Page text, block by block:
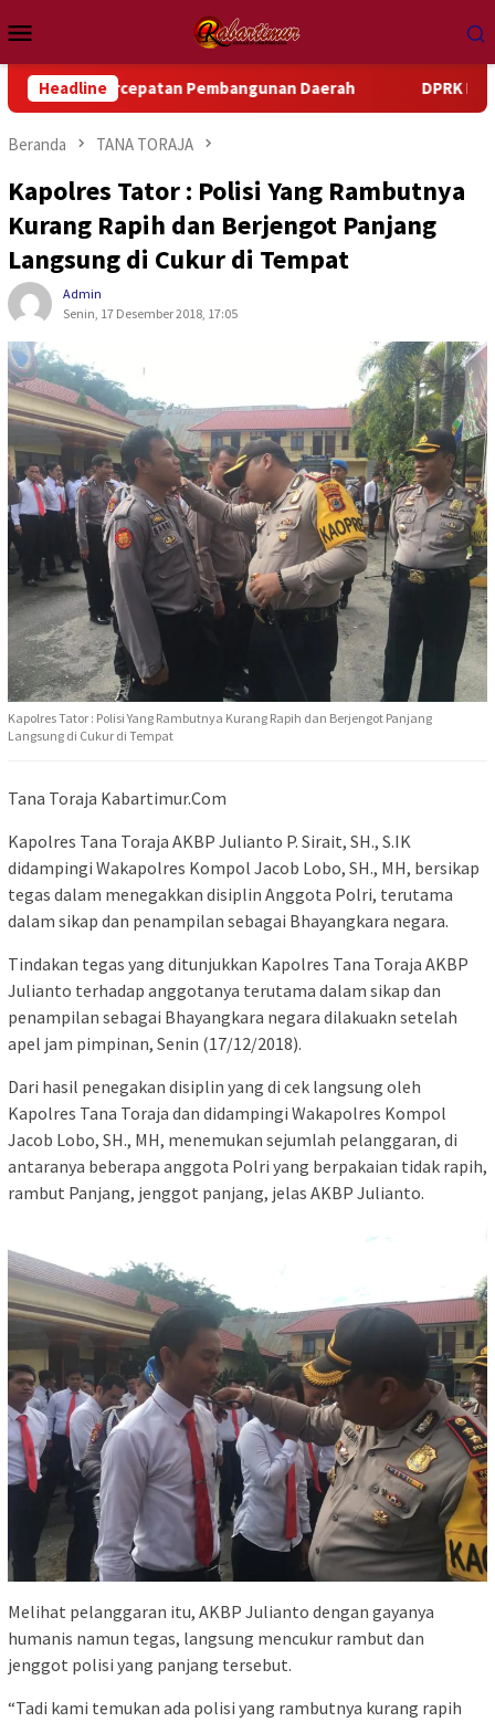
ke
kontenMobile
HeadlinePembangunan Daerah DPRK Manokwari
Beranda TANA TORAJA
Kapolres Tator : Polisi Yang Rambutnya
Kurang Rapih dan Berjengot Panjang
Langsung di Cukur di Tempat
Admin
Senin, 17 Desember 2018, 17:05
Kapolres Tator : Polisi Yang Rambutnya Kurang Rapih dan Berjengot Panjang
Langsung di Cukur di Tempat
Tana Toraja Kabartimur.Com
Kapolres Tana Toraja AKBP Julianto P. Sirait, SH., S.IK
didampingi Wakapolres Kompol Jacob Lobo, SH., MH, bersikap
tegas dalam menegakkan disiplin Anggota Polri, terutama
dalam sikap dan penampilan sebagai Bhayangkara negara.
Tindakan tegas yang ditunjukkan Kapolres Tana Toraja AKBP
Julianto terhadap anggotanya terutama dalam sikap dan
penampilan sebagai Bhayangkara negara dilakuakn setelah
apel jam pimpinan, Senin (17/12/2018).
Dari hasil penegakan disiplin yang di cek langsung oleh
Kapolres Tana Toraja dan didampingi Wakapolres Kompol
Jacob Lobo, SH., MH, menemukan sejumlah pelanggaran, di
antaranya beberapa anggota Polri yang berpakaian tidak rapih,
rambut Panjang, jenggot panjang, jelas AKBP Julianto.
Melihat pelanggaran itu, AKBP Julianto dengan gayanya
humanis namun tegas, langsung mencukur rambut dan
jenggot polisi yang panjang tersebut.
“Tadi kami temukan ada polisi yang rambutnya kurang rapih